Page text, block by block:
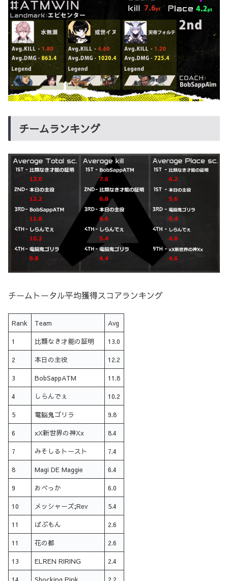
チームランキング
チームトータル平均獲得スコアランキング
Rank Team Avg
1 比類なき才能の証明 13.0
2 本日の主役 12.2
3 BobSappATM 11.8
4 しらんでぇ 10.2
5 電脳鬼ゴリラ 9.8
6 xX新世界の神Xx 8.4
7 みそしるトースト 7.4
8 Magi DE Maggie 6.4
9 おべっか 6.0
10 メッシャーズ;Rev 5.4
11 ばぶもん 2.6
11 花の都 2.6
13 ELREN RIRING 2.4